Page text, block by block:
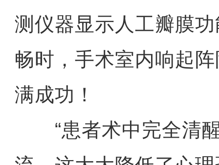
测仪器显示人工瓣膜
畅时，手术室内响起
满成功！
“患者术中完全清醒